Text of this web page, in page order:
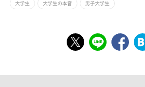
大学生 大学生の本音 男子大学生